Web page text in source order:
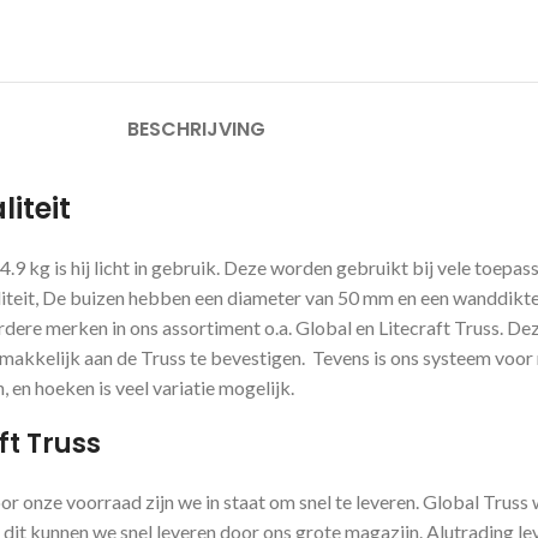
BESCHRIJVING
kg is hij licht in gebruik. Deze worden gebruikt bij vele
De buizen hebben een diameter van 50 mm en een
merken in ons assortiment o.a. Global en Litecraft Truss.
aan de Truss te bevestigen. Tevens is ons systeem
en hoeken is veel variatie mogelijk.
Truss
voorraad zijn we in staat om snel te leveren. Global Truss
kunnen we snel leveren door ons grote magazijn. Alutrading